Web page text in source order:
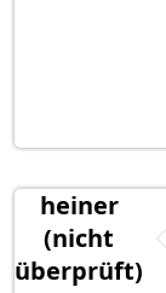
heiner
(nicht
überprüft)